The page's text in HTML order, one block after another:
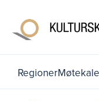
Regioner